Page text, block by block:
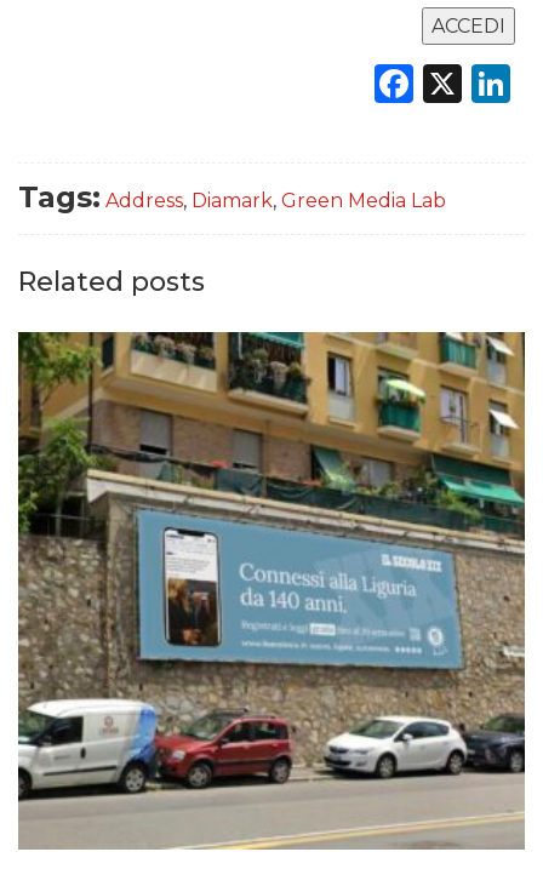
X
Tags: Address, Diamark, Green Media Lab
Related posts